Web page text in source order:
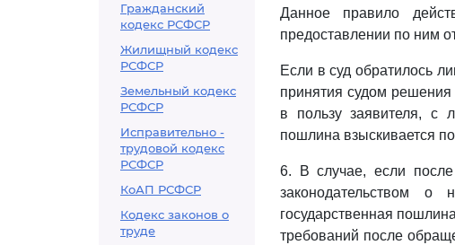
Гражданский
кодекс РСФСР
Жилищный кодекс
РСФСР
Земельный кодекс
РСФСР
Исправительно -
трудовой кодекс
РСФСР
КоАП РСФСР
Кодекс законов о
труде
Данное правило
предоставлении по ним
Если в суд обратилось
принятия судом
в пользу заявителя, с
пошлина взыскивается
6. В случае, если
законодательством о
государственная
требований после